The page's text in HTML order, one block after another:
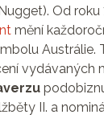
Od roku
mění
Austrálie.
vydávaných
II. a